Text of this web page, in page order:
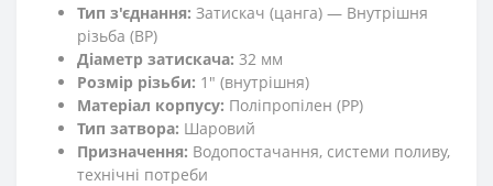
Тип з'єднання: Затискач (цанга) — Внутрішня
різьба (ВР)
Діаметр затискача: 32 мм
Розмір різьби: 1" (внутрішня)
Матеріал корпусу: Поліпропілен (РР)
Тип затвора: Шаровий
Призначення: Водопостачання, системи поливу,
технічні потреби